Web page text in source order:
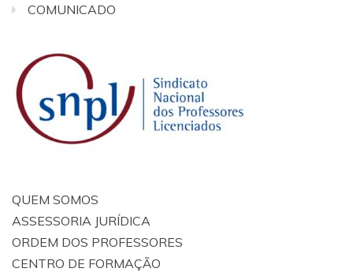
COMUNICADO
QUEM SOMOS
ASSESSORIA JURÍDICA
ORDEM DOS PROFESSORES
CENTRO DE FORMAÇÃO